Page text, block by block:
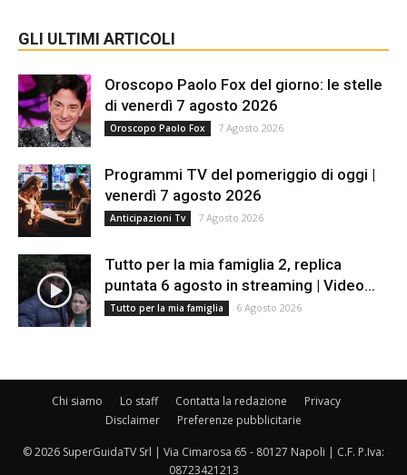
GLI ULTIMI ARTICOLI
Oroscopo Paolo Fox del giorno: le stelle
di venerdì 7 agosto 2026
Oroscopo Paolo Fox 7 Agosto 2026
Programmi TV del pomeriggio di oggi |
venerdì 7 agosto 2026
Anticipazioni Tv 7 Agosto 2026
Tutto per la mia famiglia 2, replica
puntata 6 agosto in streaming | Video...
Tutto per la mia famiglia 6 Agosto 2026
Chi siamo Lo staff Contatta la redazione
Privacy
Disclaimer
Preferenze pubblicitarie
© 2026 SuperGuidaTV Srl | Via Cimarosa 65 - 80127 Napoli | C.F. P.Iva:
08723421213